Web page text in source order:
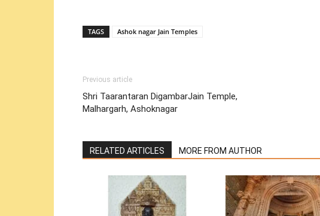
TAGS Ashok nagar Jain Temples
Previous article
Shri Taarantaran DigambarJain Temple,
Malhargarh, Ashoknagar
RELATED ARTICLES MORE FROM AUTHOR